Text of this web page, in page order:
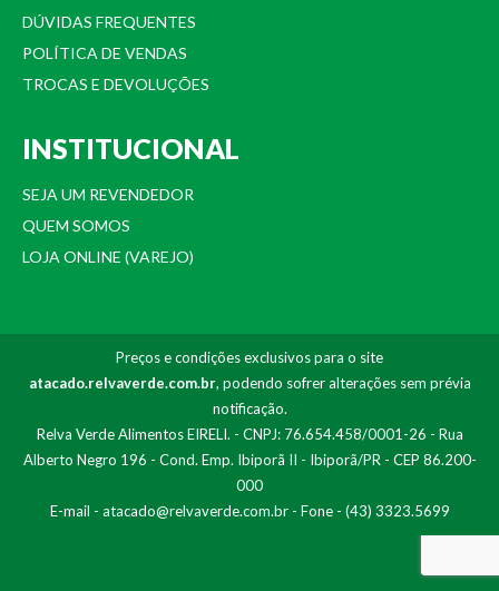
DÚVIDAS FREQUENTES
POLÍTICA DE VENDAS
TROCAS E DEVOLUÇÕES
INSTITUCIONAL
SEJA UM REVENDEDOR
QUEM SOMOS
LOJA ONLINE (VAREJO)
Preços e condições exclusivos para o site
atacado.relvaverde.com.br, podendo sofrer alterações sem prévia
notificação.
Relva Verde Alimentos EIRELI. - CNPJ: 76.654.458/0001-26 - Rua
Alberto Negro 196 - Cond. Emp. Ibiporã II - Ibiporã/PR - CEP 86.200-
000
E-mail - atacado@relvaverde.com.br- Fone - (43) 3323.5699